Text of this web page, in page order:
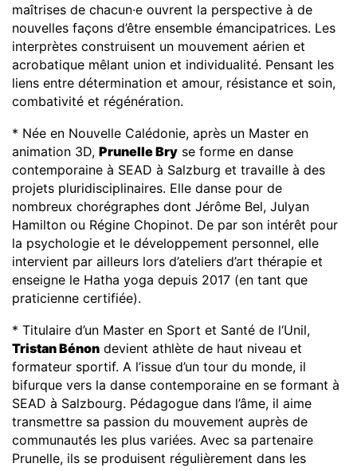
maîtrises de chacun·e ouvrent la perspective à de
nouvelles façons d’être ensemble émancipatrices. Les
interprètes construisent un mouvement aérien et
acrobatique mêlant union et individualité. Pensant les
liens entre détermination et amour, résistance et soin,
combativité et régénération.
* Née en Nouvelle Calédonie, après un Master en
animation 3D, PrunelleBry se forme en danse
contemporaine à SEAD à Salzburg et travaille à des
projets pluridisciplinaires. Elle danse pour de
nombreux chorégraphes dont Jérôme Bel, Julyan
Hamilton ou Régine Chopinot. De par son intérêt pour
la psychologie et le développement personnel, elle
intervient par ailleurs lors d’ateliers d’art thérapie et
enseigne le Hatha yoga depuis 2017 (en tant que
praticienne certifiée).
* Titulaire d’un Master en Sport et Santé de l‘Unil,
TristanBénon devient athlète de haut niveau et
formateur sportif. A l’issue d’un tour du monde, il
bifurque vers la danse contemporaine en se formant à
SEAD à Salzbourg. Pédagogue dans l’âme, il aime
transmettre sa passion du mouvement auprès de
communautés les plus variées. Avec sa partenaire
Prunelle, ils se produisent régulièrement dans les